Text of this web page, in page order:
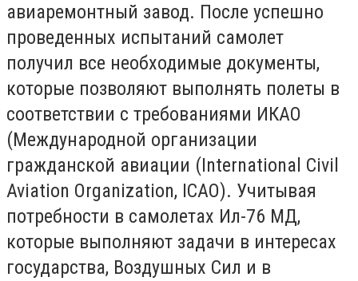
авиаремонтный завод. После успешно
проведенных испытаний самолет
получил все необходимые документы,
которые позволяют выполнять полеты в
соответствии с требованиями ИКАО
(Международной организации
гражданской авиации (International Civil
Aviation Organization, ICAO). Учитывая
потребности в самолетах Ил-76 МД,
которые выполняют задачи в интересах
государства, Воздушных Сил и в